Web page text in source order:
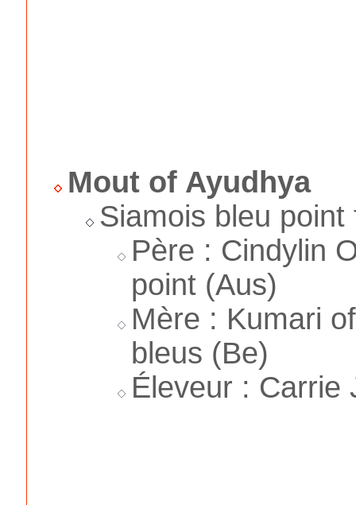
Mout of Ayudhya
Siamois bleu point
Père : Cindylin
point (Aus)
Mère : Kumari
bleus (Be)
Éleveur : Carrie